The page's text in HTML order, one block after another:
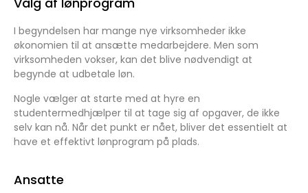
I begyndelsen har mange nye virksomheder ikke
økonomien til at ansætte medarbejdere. Men som
virksomheden vokser, kan det blive nødvendigt at
begynde at udbetale løn.
Nogle vælger at starte med at hyre en
studentermedhjælper til at tage sig af opgaver, de ikke
selv kan nå. Når det punkt er nået, bliver det essentielt at
have et effektivt lønprogram på plads.
Ansatte